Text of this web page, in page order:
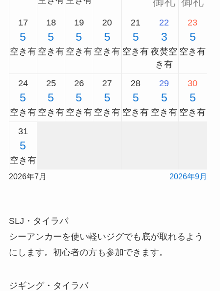
17
5
空き有
18
5
空き有
19
5
空き有
20
5
空き有
21
5
空き有
22
3
夜焚空
き有
23
5
空き有
24
5
空き有
25
5
空き有
26
5
空き有
27
5
空き有
28
5
空き有
29
5
空き有
30
5
空き有
31
5
空き有
2026年7月 2026年9月
SLJ・タイラバ
シーアンカーを使い軽いジグでも底が取れるよう
にします。初心者の方も参加できます。
ジギング・タイラバ